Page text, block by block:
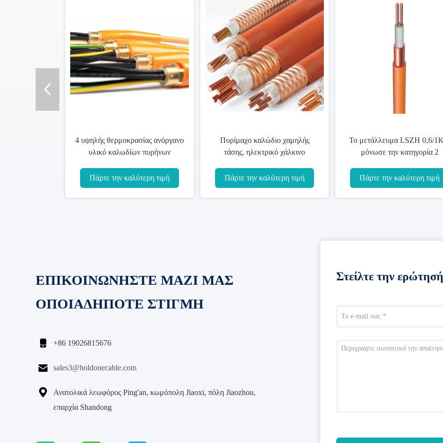
Πυρίμαχο καλώδιο χαμηλής
τάσης, ηλεκτρικό χάλκινο
μετάλλευμα s
Πάρτε την καλύτερη τιμή
Το μετάλλευμα LSZH 0,6/1KV
μόνωσε την κατηγορία 2
ISO9001 καλωδίων
Πάρτε την καλύτερη τιμή
Μονωμένο καλώδιο θέρμανσης
χαλκού μετάλλευμα, MICC
Πάρτε την καλύτερη τιμή
ΕΠΙΚΟΙΝΩΝΗΣΤΕ ΜΑΖΙ ΜΑΣ
ΟΠΟΙΑΔΗΠΟΤΕ ΣΤΙΓΜΗ
 +86 19026815676
 sales3@holdonecable.com

Ανατολικά λεωφόρος Ping'an, κωμόπολη Jiaoxi, πόλη Jiaozhou,
επαρχία Shandong
Στείλτε την